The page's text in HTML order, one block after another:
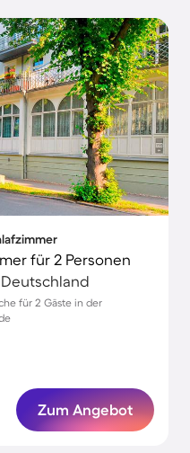
für 2 Personen
für 2 Gäste in der
Zum Angebot